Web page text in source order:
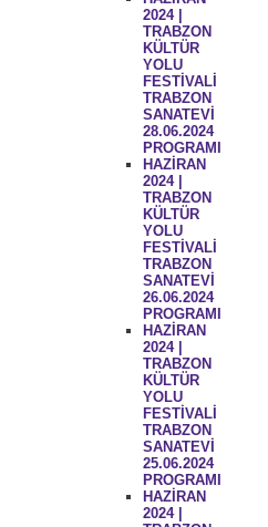
2024 |
TRABZON
KÜLTÜR
YOLU
FESTİVALİ
TRABZON
SANATEVİ
28.06.2024
PROGRAMI
HAZİRAN
2024 |
TRABZON
KÜLTÜR
YOLU
FESTİVALİ
TRABZON
SANATEVİ
26.06.2024
PROGRAMI
HAZİRAN
2024 |
TRABZON
KÜLTÜR
YOLU
FESTİVALİ
TRABZON
SANATEVİ
25.06.2024
PROGRAMI
HAZİRAN
2024 |